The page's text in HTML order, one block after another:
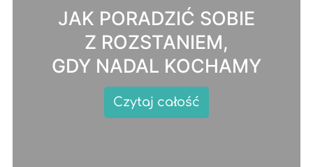
JAK PORADZIĆ SOBIE
Z ROZSTANIEM,
GDY NADAL KOCHAMY
Czytaj całość